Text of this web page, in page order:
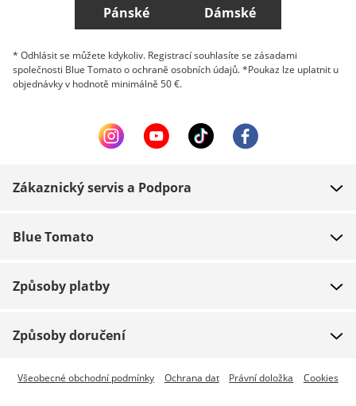
Pánské Dámské
* Odhlásit se můžete kdykoliv. Registrací souhlasíte se zásadami
společnosti Blue Tomato o ochraně osobních údajů. *Poukaz lze uplatnit u
objednávky v hodnotě minimálně 50 €.
Zákaznický servis a Podpora
Platba
Navrácení zboží
Sledování zásilky
Blue Tomato
Práce
Blue World
Způsoby platby
Způsoby doručení
Expresní doručení je dostupné
Všeobecné obchodní podmínky Ochrana dat Právní doložka Cookies